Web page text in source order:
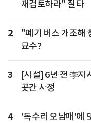
재검토하라" 질타
2
"폐기 버스 개조해
묘수?
3
[사설] 6년 전 李지
곳간 사정
4
'독수리 오남매'에